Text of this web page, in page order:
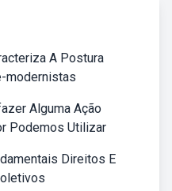
A Postura
modernistas
Alguma Ação
Podemos Utilizar
Direitos E